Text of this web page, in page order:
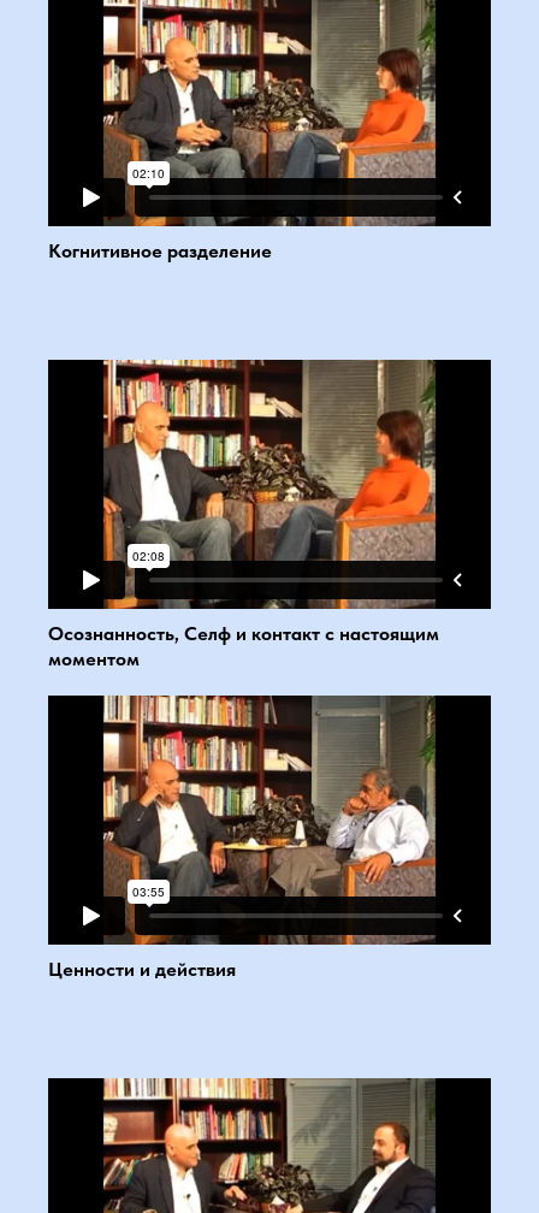
Когнитивное разделение
Осознанность, Селф и контакт с настоящим
моментом
Ценности и действия